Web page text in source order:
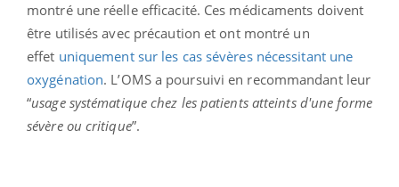
montré une réelle efficacité. Ces médicaments doivent
être utilisés avec précaution et ont montré un
effet uniquement sur les cas sévères nécessitant une
oxygénation. L’OMS a poursuivi en recommandant leur
“usage systématique chez les patients atteints d'une forme
sévère ou critique”.